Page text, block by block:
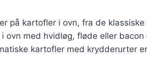
på kartofler i ovn, fra de
ovn med hvidløg, fløde eller
kartofler med krydderurter